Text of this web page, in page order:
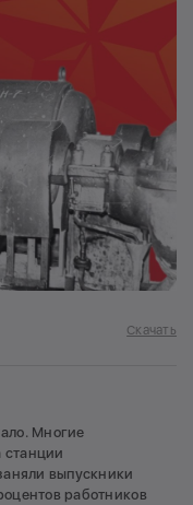
Скачать
Многие
станции
выпускники
работников